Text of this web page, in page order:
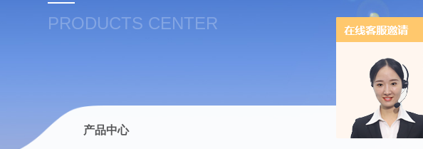
PRODUCTS CENTER
产品中心